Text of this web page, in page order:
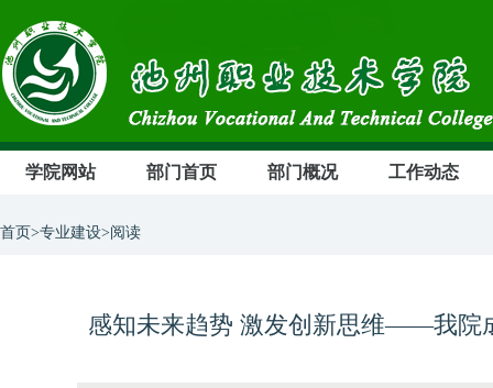
学院网站 部门首页 部门概况 工作动态
首页>专业建设>阅读
感知未来趋势 激发创新思维——我院